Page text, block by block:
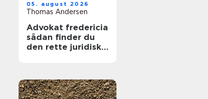
05. august 2026
Thomas Andersen
Advokat fredericia
sådan finder du
den rette juridiske